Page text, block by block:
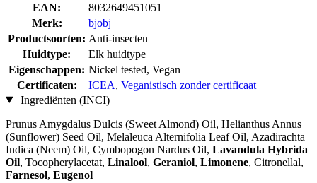
EAN:
8032649451051
Merk:
bjobj
Productsoorten: Anti-insecten
Huidtype:
Elk huidtype
Eigenschappen: Nickel tested, Vegan
Certificaten:
ICEA, Veganistisch zonder certificaat
Ingrediënten (INCI)
Prunus Amygdalus Dulcis (Sweet Almond) Oil, Helianthus Annus
(Sunflower) Seed Oil, Melaleuca Alternifolia Leaf Oil, Azadirachta
Indica (Neem) Oil, Cymbopogon Nardus Oil, Lavandula Hybrida
Oil, Tocopherylacetat, Linalool, Geraniol, Limonene, Citronellal,
Farnesol, Eugenol